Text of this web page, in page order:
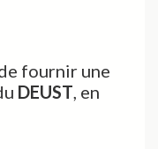
fournir une
DEUST, en